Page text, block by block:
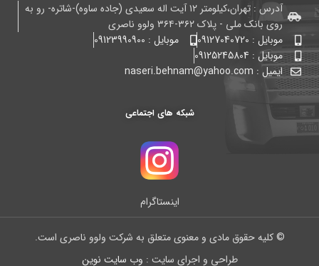
آدرس : تهران،کیلومتر ۱۲ آیت اله سعیدی (جاده ساوه)-شاتره- رو به
روی بانک ملی - پلاک ۳۶۲-۳۶۴ ولوو ناصری
موبایل : 09127040720
موبایل : 09123990900
موبایل : 09125245804
ایمیل : naseri.behnam@yahoo.com
شبکه های اجتماعی
اینستاگرام
© کلیه حقوق مادی و معنوی متعلق به شرکت ولوو ناصری است.
طراحی و اجرای سایت : وب سایت نوین